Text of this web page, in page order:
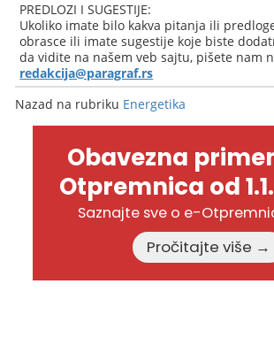
PREDLOZI I SUGESTIJE:
Ukoliko imate bilo kakva pitanja ili
obrasce ili imate sugestije koje biste
da vidite na našem veb sajtu, pišete nam
redakcija@paragraf.rs
Nazad na rubriku Energetika
Obavezna
Otpremnica od
Saznajte sve o e-
Pročitajte više →